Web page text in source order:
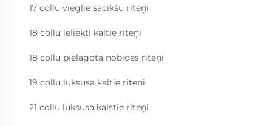
17 collu vieglie sacīkšu riteņi
18 collu ieliekti kaltie riteņi
18 collu pielāgotā nobīdes riteņi
19 collu luksusa kaltie riteņi
21 collu luksusa kalstie riteņi